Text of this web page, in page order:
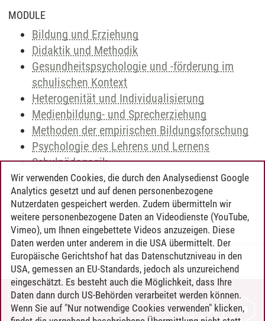
MODULE
Bildung und Erziehung
Didaktik und Methodik
Gesundheitspsychologie und -förderung im
schulischen Kontext
Heterogenität und Individualisierung
Medienbildung- und Sprecherziehung
Methoden der empirischen Bildungsforschung
Psychologie des Lehrens und Lernens
Schulpädagogik
Schulpraktische Studien 1
Schulpraktische Studien 2
Sozial- und Entwicklungspsychologie
Timo Leder/30.06.2024
KONTAKT
Wir verwenden Cookies, die durch den Analysedienst Google
Analytics gesetzt und auf denen personenbezogene
Nutzerdaten gespeichert werden. Zudem übermitteln wir
weitere personenbezogene Daten an Videodienste (YouTube,
Vimeo), um Ihnen eingebettete Videos anzuzeigen. Diese
Daten werden unter anderem in die USA übermittelt. Der
Europäische Gerichtshof hat das Datenschutzniveau in den
USA, gemessen an EU-Standards, jedoch als unzureichend
eingeschätzt. Es besteht auch die Möglichkeit, dass Ihre
Daten dann durch US-Behörden verarbeitet werden können.
Wenn Sie auf "Nur notwendige Cookies verwenden" klicken,